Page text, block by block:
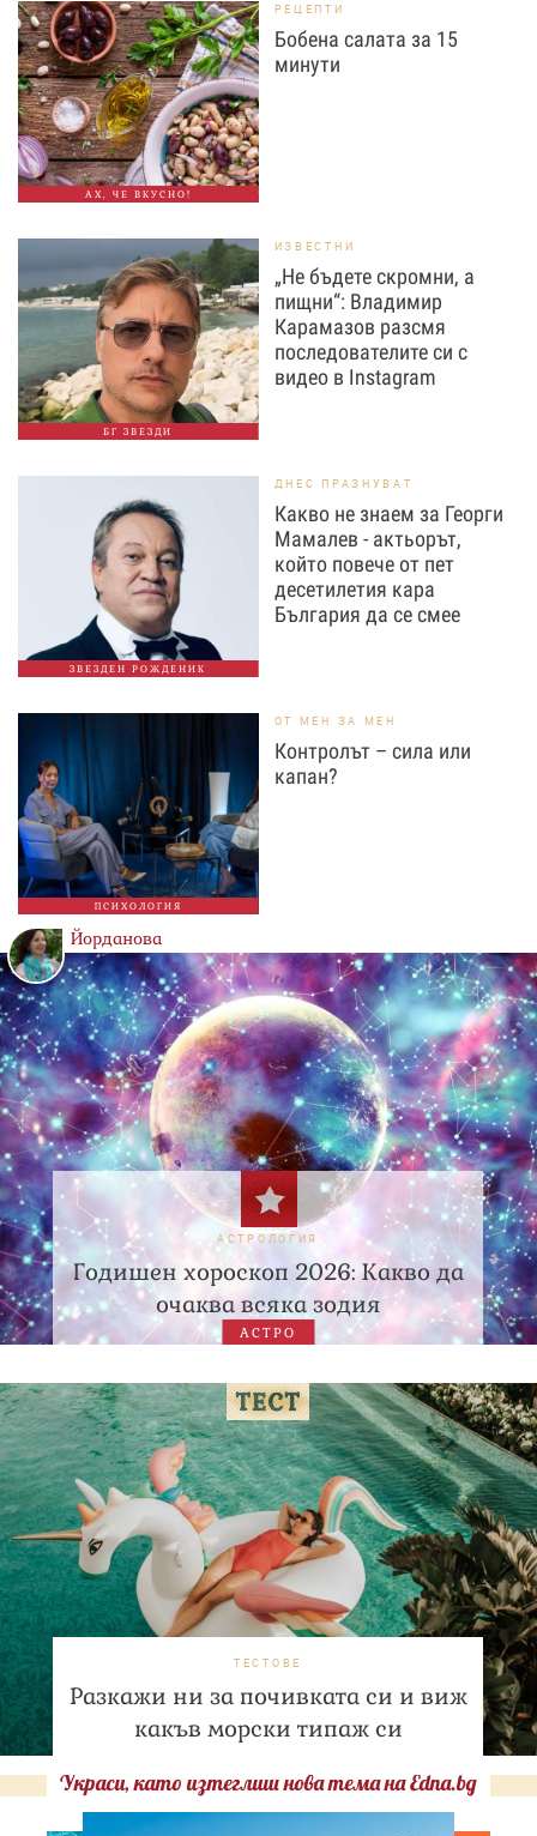
АХ, ЧЕ ВКУСНО!
РЕЦЕПТИ
Бобена салата за 15
минути
БГ ЗВЕЗДИ
ИЗВЕСТНИ
„Не бъдете скромни, а
пищни“: Владимир
Карамазов разсмя
последователите си с
видео в Instagram
ЗВЕЗДЕН РОЖДЕНИК
ДНЕС ПРАЗНУВАТ
Какво не знаем за Георги
Мамалев - актьорът,
който повече от пет
десетилетия кара
България да се смее
ПСИХОЛОГИЯ
ОТ МЕН ЗА МЕН
Контролът – сила или
капан?
Йорданова
АСТРОЛОГИЯ
Годишен хороскоп 2026: Какво да
очаква всяка зодия
АСТРО
ТЕСТОВЕ
Разкажи ни за почивката си и виж
какъв морски типаж си
Украси, като изтеглиш нова тема на Edna.bg